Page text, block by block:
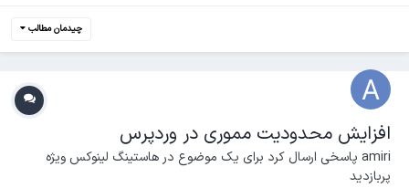
چیدمان مطالب
افزایش محدودیت مموری در وردپرس
amiri پاسخی ارسال کرد برای یک موضوع در هاستینگ لینوکس ویژه
پربازدید